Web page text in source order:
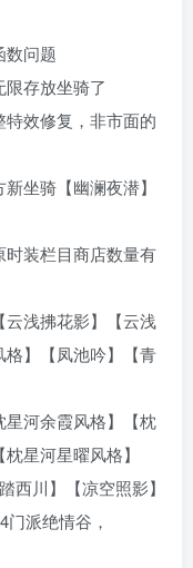
数问题
存放坐骑了
效修复，非市面的
坐骑【幽澜夜潜】
装栏目商店数量有
浅拂花影】【云浅
】【凤池吟】【青
星河余霞风格】【枕
星河星曜风格】
西川】【凉空照影】
派绝情谷，